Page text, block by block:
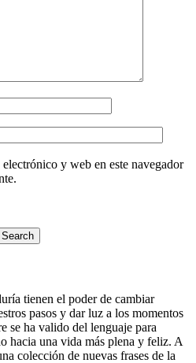
y web en este navegador
tienen el poder de cambiar
pasos y dar luz a los momentos
se ha valido del lenguaje para
hacia una vida más plena y feliz. A
colección de nuevas frases de la